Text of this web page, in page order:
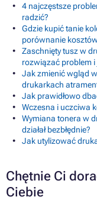
4 najczęstsze
radzić?
Gdzie kupić tanie
porównanie
Zaschnięty tusz w
rozwiązać problem
Jak zmienić wgląd
drukarkach
Jak prawidłowo
Wczesna i uczciwa
Wymiana tonera w
działał bezbłędnie?
Jak utylizować
Chętnie Ci
Ciebie